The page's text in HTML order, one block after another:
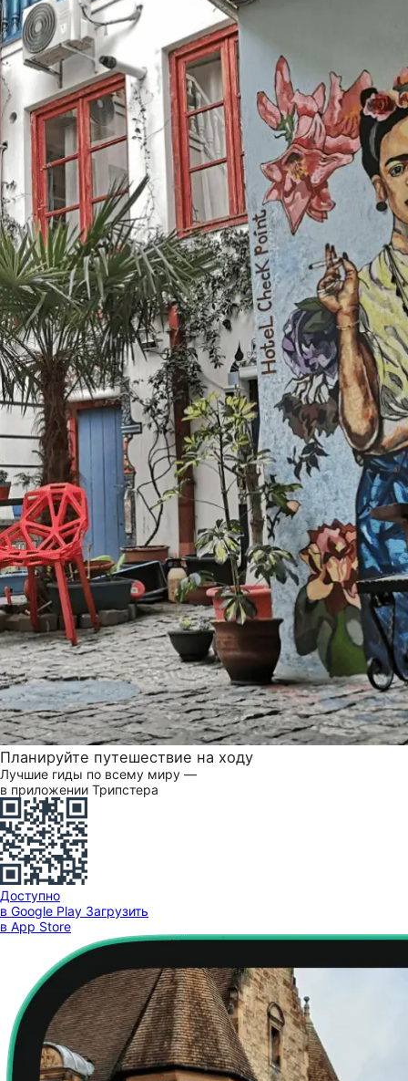
Планируйте путешествие на ходу
Лучшие гиды по всему миру —
в приложении Трипстера
Доступно
в Google Play Загрузить
в App Store